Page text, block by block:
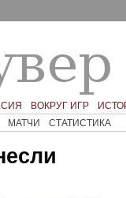
ВОКРУГ ИГР
МАТЧИ СТАТИСТИКА